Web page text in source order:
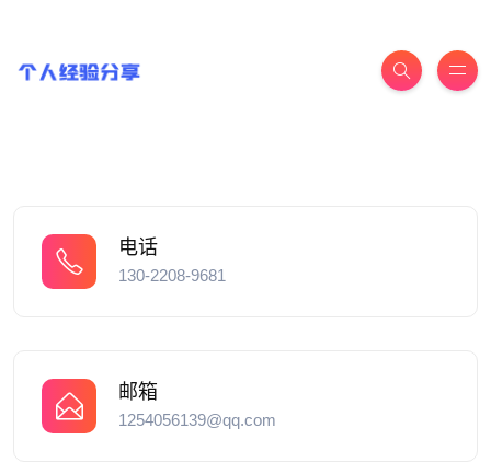
电话
130-2208-9681
邮箱
1254056139@qq.com